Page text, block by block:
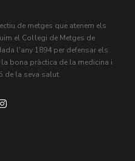
de metges que atenem els
el Col·legi de Metges de
l'any 1894 per defensar els
bona pràctica de la medicina i
de la seva salut.